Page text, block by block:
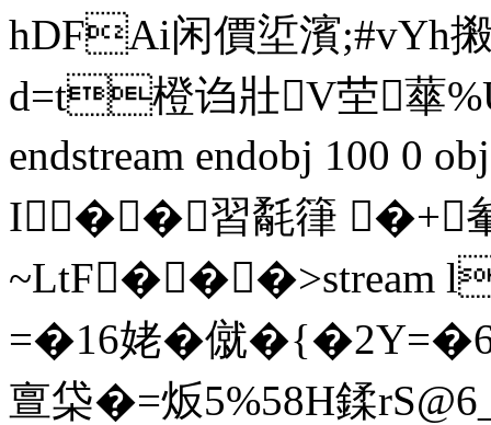
hDFAi闲價垽濱;#vYh
d=t橙诌壯V茔蕐
endstream endobj 100 0
I��習氄箻 �+
~LtF���>stream
=�16姥�僦�
亶柋�=炍5%58H鍒